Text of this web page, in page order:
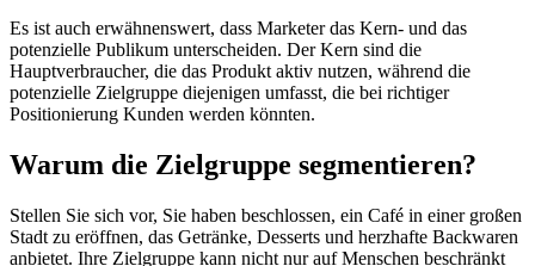
Es ist auch erwähnenswert, dass Marketer das Kern- und das
potenzielle Publikum unterscheiden. Der Kern sind die
Hauptverbraucher, die das Produkt aktiv nutzen, während die
potenzielle Zielgruppe diejenigen umfasst, die bei richtiger
Positionierung Kunden werden könnten.
Warum die Zielgruppe segmentieren?
Stellen Sie sich vor, Sie haben beschlossen, ein Café in einer großen
Stadt zu eröffnen, das Getränke, Desserts und herzhafte Backwaren
anbietet. Ihre Zielgruppe kann nicht nur auf Menschen beschränkt